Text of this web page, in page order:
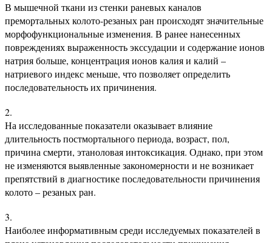
В мышечной ткани из стенки раневых каналов
премортальных колото-резаных ран происходят значительные
морфофункциональные изменения. В ранее нанесенных
повреждениях выраженность экссудации и содержание ионов
натрия больше, концентрация ионов калия и калий –
натриевого индекс меньше, что позволяет определить
последовательность их причинения.
На исследованные показатели оказывает влияние
длительность постмортального периода, возраст, пол,
причина смерти, этаноловая интоксикация. Однако, при этом
не изменяются выявленные закономерности и не возникает
препятствий в диагностике последовательности причинения
колото – резаных ран.
Наиболее информативным среди исследуемых показателей в